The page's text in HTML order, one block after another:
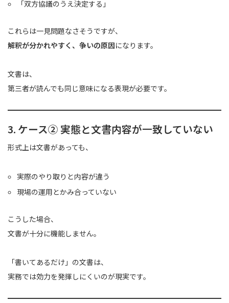
「双方協議のうえ決定する」
これらは一見問題なさそうですが、
解釈が分かれやすく、争いの原因になります。
文書は、
第三者が読んでも同じ意味になる表現が必要です。
3. ケース② 実態と文書内容が一致していない
形式上は文書があっても、
実際のやり取りと内容が違う
現場の運用とかみ合っていない
こうした場合、
文書が十分に機能しません。
「書いてあるだけ」の文書は、
実務では効力を発揮しにくいのが現実です。